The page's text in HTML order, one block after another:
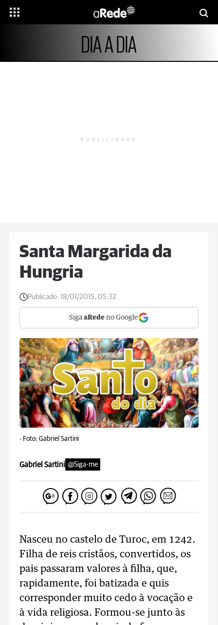
DIA A DIA
PUBLICIDADE
Santa Margarida da
Hungria
Publicado: 18/01/2015, 05:32
Siga aRede no Google
- Foto: Gabriel Sartini
Gabriel Sartini @Siga-me
Nasceu no castelo de Turoc, em 1242.
Filha de reis cristãos, convertidos, os
pais passaram valores à filha, que,
rapidamente, foi batizada e quis
corresponder muito cedo à vocação e
à vida religiosa. Formou-se junto às